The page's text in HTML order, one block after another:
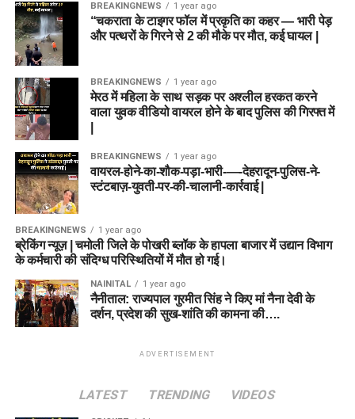
BREAKINGNEWS 1 year ago
“चकराता के टाइगर फॉल में प्रकृति का कहर — भारी पेड़
और पत्थरों के गिरने से 2 की मौके पर मौत, कई घायल |
BREAKINGNEWS 1 year ago
मेरठ में महिला के साथ सड़क पर अश्लील हरकत करने
वाला युवक वीडियो वायरल होने के बाद पुलिस की गिरफ्त में
BREAKINGNEWS 1 year ago
वायरल-होने-का-शौक-पड़ा-भारी-—-देहरादून-पुलिस-ने-
स्टंटबाज़-युवती-पर-की-चालानी-कार्रवाई |
BREAKINGNEWS 1 year ago
ब्रेकिंग न्यूज़ | चमोली जिले के पोखरी ब्लॉक के हापला बाजार में उद्यान विभाग
के कर्मचारी की संदिग्ध परिस्थितियों में मौत हो गई।
NAINITAL 1 year ago
नैनीताल: राज्यपाल गुरमीत सिंह ने किए मां नैना देवी के
दर्शन, प्रदेश की सुख-शांति की कामना की….
ADVERTISEMENT
LATEST TRENDING VIDEOS